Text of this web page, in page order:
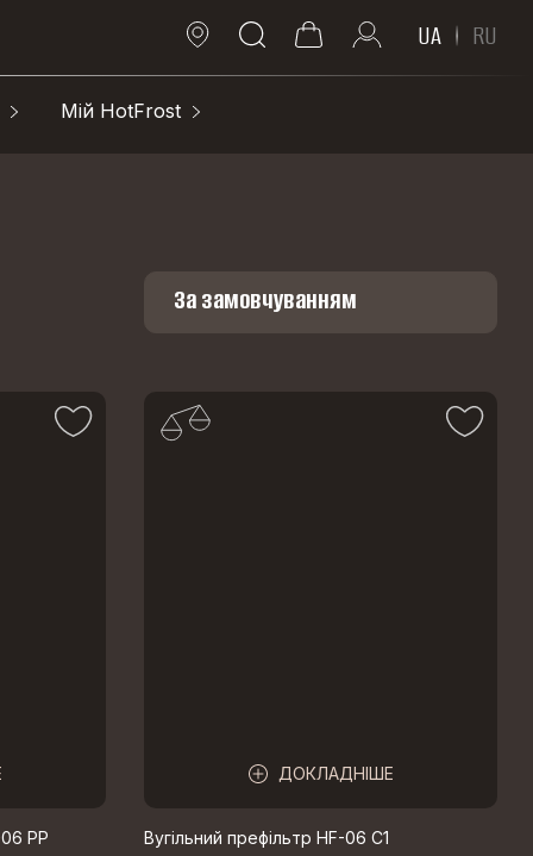
UA RU
Мій HotFrost
За замовчуванням
ДОКЛАДНІШЕ
PP Вугільний префільтр HF-06 C1